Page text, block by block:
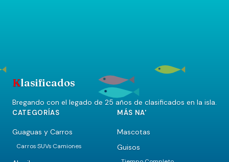
Klasificados
Bregando con el legado de 25 años de clasificados en la isla.
CATEGORÍAS
Guaguas y Carros
Carros·SUVs·Camiones
MÁS NA'
Mascotas
Guisos